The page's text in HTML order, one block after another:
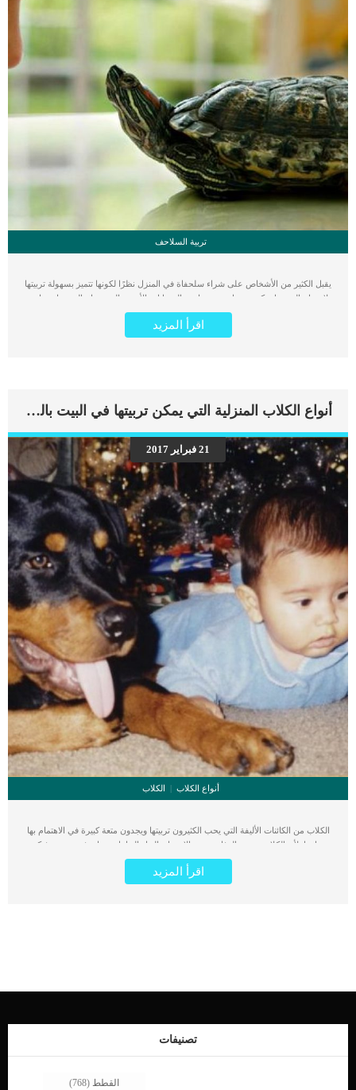
تربية السلاحف
يقبل الكثير من الأشخاص على شراء سلحفاة في المنزل نظرًا لكونها تتميز بسهولة تربيتها
ولا تحتاج الى رعاية كبيرة مقارنة بغيرها من الحيوانات الأخرى التى تحتاج إلى رعاية خاصة،
كما أنها لا تحتاج الى ميزانية كبيرة فيما يتعلق بالطعام الذى تتناوله والعلاج المقدم لها،
فضلا عن كونها من الحيوانات المعمرة التى تتسم بطول أعمارها، وهذا الأمر من شأنه أن
يعمل على زيادة درجة الألفة بينها وبين أصحابها مع تقدم ومرور الوقت. لذلك سنقدم لكم
الاعتبار والتى تتمثل فى النقاط التالية: أولا : يجب فحص السلحفاة جيدا، والتأكد من
لامع، ومفتوحة بطريقة طبيعية. ثالثا : يجب أن تكون السلحفاة ثقيلة الحجم، ويجب أن
يكون أنفها خالى من أية فقاقيع . رابعا : من الضروري أن يكون لدى السلحفاة إقبال على
الأكل وخاصة فى فصل الربيع والصيف. خامسا : عند تربية […]
اقرأ المزيد
أنواع الكلاب المنزلية التي يمكن تربيتها في البيت بالصور
21 فبراير 2017
أنواع الكلاب الكلاب
الكلاب من الكائنات الأليفة التي يحب الكثيرون تربيتها ويجدون متعة كبيرة في الاهتمام بها
ورعايتها. لأن الكلاب تتسم بالوفاء بمجرد الاحسان إليها والتعامل معها برفق ورحمة فتكون
صديقة وفية لمن يهتم بها. لكن عند البدء في تربية الكلاب في المنزل فإن هناك الكثير من
أنواع الكلاب المنزلية التي يمكن تربيتها في البيت. كما يوجد أيضًا مجموعة من السلالات
التي لا تصلح للتربية المنزلية ويعتمد ذلك على مجموعة من الأمور. حيث يعتمد ذلك على
اقرأ المزيد
تصنيفات
القطط (768)